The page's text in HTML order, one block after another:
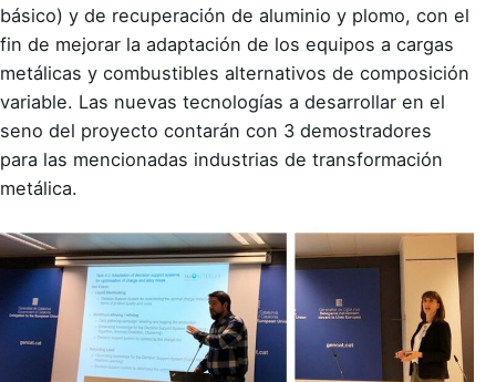
básico) y de recuperación de aluminio y plomo, con el
fin de mejorar la adaptación de los equipos a cargas
metálicas y combustibles alternativos de composición
variable. Las nuevas tecnologías a desarrollar en el
seno del proyecto contarán con 3 demostradores
para las mencionadas industrias de transformación
metálica.